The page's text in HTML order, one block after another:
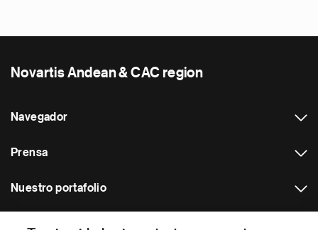
Novartis Andean & CAC region
Navegador
Prensa
Nuestro portafolio